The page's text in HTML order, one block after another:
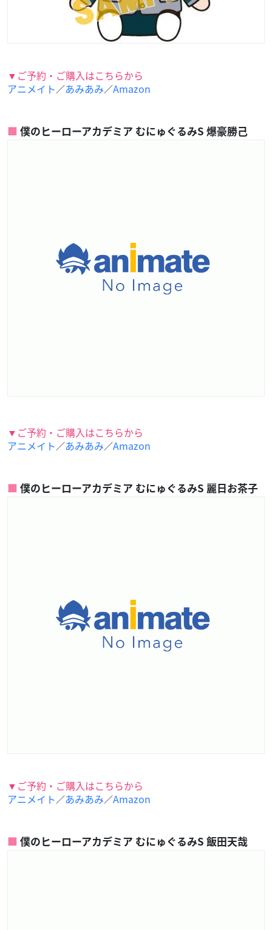
▼ご予約・ご購入はこちらから
アニメイト／あみあみ／Amazon
僕のヒーローアカデミア むにゅぐるみS 爆豪勝己
▼ご予約・ご購入はこちらから
アニメイト／あみあみ／Amazon
僕のヒーローアカデミア むにゅぐるみS 麗日お茶子
▼ご予約・ご購入はこちらから
アニメイト／あみあみ／Amazon
僕のヒーローアカデミア むにゅぐるみS 飯田天哉